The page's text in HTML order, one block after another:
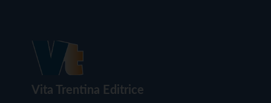
Vita Trentina Editrice